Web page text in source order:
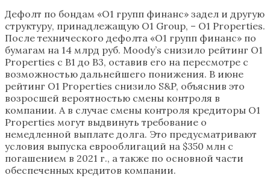
Дефолт по бондам «О1 групп финанс» задел и другую
структуру, принадлежащую O1 Group, – O1 Properties.
После технического дефолта «О1 групп финанс» по
бумагам на 14 млрд руб. Moody’s снизило рейтинг O1
Properties с B1 до B3, оставив его на пересмотре с
возможностью дальнейшего понижения. В июне
рейтинг O1 Properties снизило S&P, объяснив это
возросшей вероятностью смены контроля в
компании. А в случае смены контроля кредиторы О1
Properties могут выдвинуть требование о
немедленной выплате долга. Это предусматривают
условия выпуска еврооблигаций на $350 млн с
погашением в 2021 г., а также по основной части
обеспеченных кредитов компании.